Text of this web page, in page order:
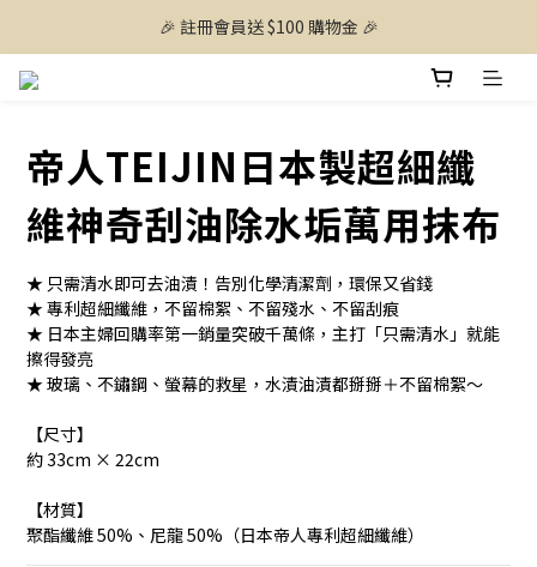
🎉 註冊會員送 $100 購物金 🎉
帝人TEIJIN日本製超細纖
維神奇刮油除水垢萬用抹布
★ 只需清水即可去油漬！告別化學清潔劑，環保又省錢
★ 專利超細纖維，不留棉絮、不留殘水、不留刮痕
★ 日本主婦回購率第一銷量突破千萬條，主打「只需清水」就能
擦得發亮
★ 玻璃、不鏽鋼、螢幕的救星，水漬油漬都掰掰＋不留棉絮～
【尺寸】
約 33cm × 22cm
【材質】
聚酯纖維 50%、尼龍 50%（日本帝人專利超細纖維）